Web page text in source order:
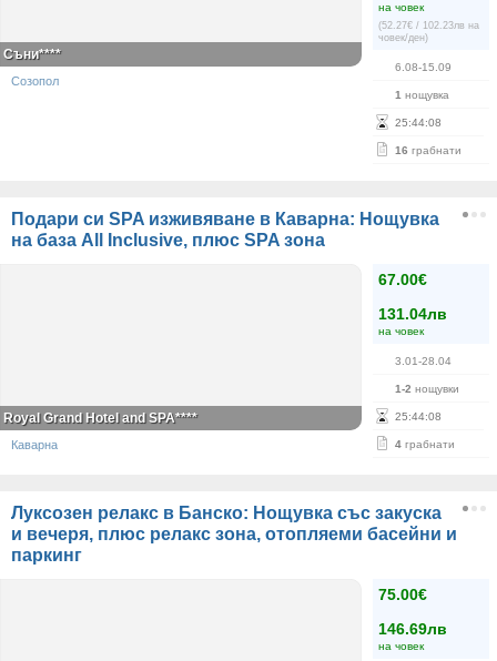
на човек
(52.27€ / 102.23лв на
човек/ден)
6.08-15.09
1 нощувка
25:44:07
16 грабнати
Съни****
Созопол
Подари си SPA изживяване в Каварна: Нощувка
на база All Inclusive, плюс SPA зона
67.00€
131.04лв
на човек
3.01-28.04
1-2 нощувки
25:44:07
4 грабнати
Royal Grand Hotel and SPA****
Каварна
Луксозен релакс в Банско: Нощувка със закуска
и вечеря, плюс релакс зона, отопляеми басейни и
паркинг
75.00€
146.69лв
на човек